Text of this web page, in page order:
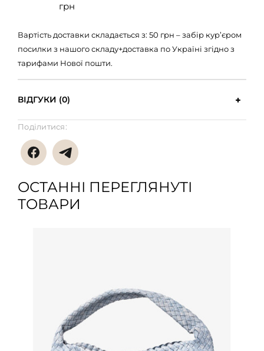
грн
Вартість доставки складається з: 50 грн – забір кур’єром
посилки з нашого складу+доставка по Україні згідно з
тарифами Нової пошти.
ВІДГУКИ (0)
Поділитися:
ОСТАННІ ПЕРЕГЛЯНУТІ
ТОВАРИ